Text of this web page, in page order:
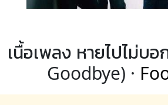
เนื้อเพลง หายไปไม่บ
Goodbye) ·